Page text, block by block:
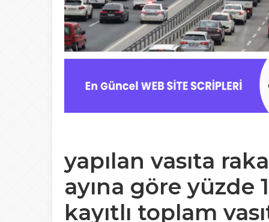
yapılan vasıta
ayına göre yüzde
kayıtlı toplam